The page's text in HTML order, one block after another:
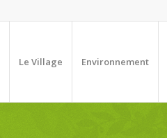
Le Village Environnement